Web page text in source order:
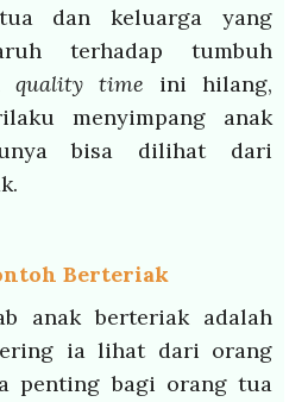
dan keluarga yang
terhadap tumbuh
quality time ini hilang,
menyimpang anak
bisa dilihat dari
Berteriak
anak berteriak adalah
ia lihat dari orang
penting bagi orang tua